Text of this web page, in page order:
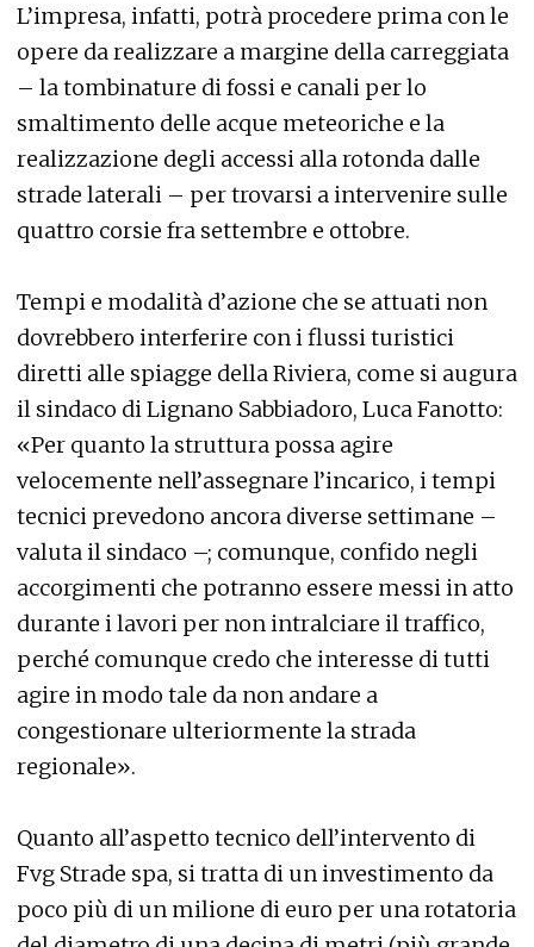
L’impresa, infatti, potrà procedere prima con le
opere da realizzare a margine della carreggiata
– la tombinature di fossi e canali per lo
smaltimento delle acque meteoriche e la
realizzazione degli accessi alla rotonda dalle
strade laterali – per trovarsi a intervenire sulle
quattro corsie fra settembre e ottobre.
Tempi e modalità d’azione che se attuati non
dovrebbero interferire con i flussi turistici
diretti alle spiagge della Riviera, come si augura
il sindaco di Lignano Sabbiadoro, Luca Fanotto:
«Per quanto la struttura possa agire
velocemente nell’assegnare l’incarico, i tempi
tecnici prevedono ancora diverse settimane –
valuta il sindaco –; comunque, confido negli
accorgimenti che potranno essere messi in atto
durante i lavori per non intralciare il traffico,
perché comunque credo che interesse di tutti
agire in modo tale da non andare a
congestionare ulteriormente la strada
regionale».
Quanto all’aspetto tecnico dell’intervento di
Fvg Strade spa, si tratta di un investimento da
poco più di un milione di euro per una rotatoria